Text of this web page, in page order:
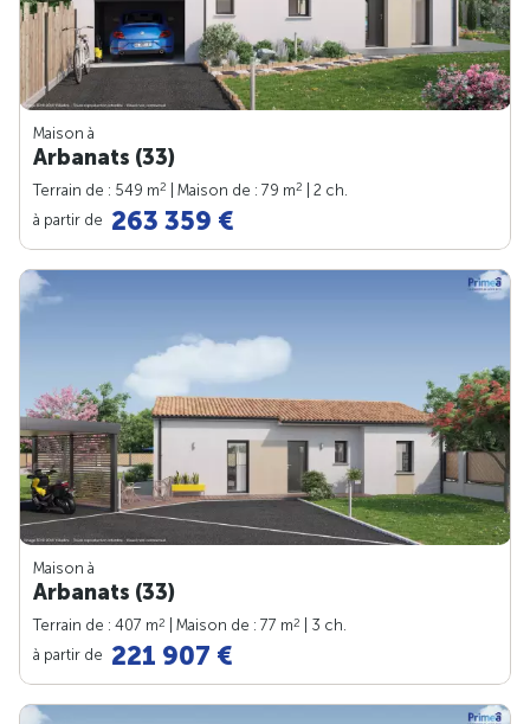
Maison à
Arbanats (33)
Terrain de : 549 m2 | Maison de : 79 m2
| 2 ch.
à partir de 263 359 €
Maison à
Arbanats (33)
Terrain de : 407 m2 | Maison de : 77 m2
| 3 ch.
à partir de 221 907 €